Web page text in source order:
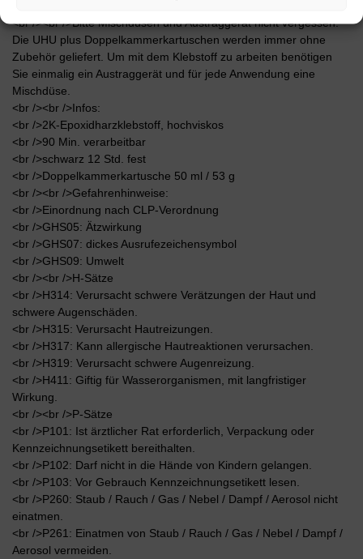
<br /><br />Bitte Mischdüsen und Austraggerät nicht vergessen:
Die UHU plus Doppelkammerkartuschen werden immer ohne
Zubehör geliefert. Um mit dem Klebstoff zu arbeiten benötigen
Sie einmalig ein Austraggerät und für jede Anwendung eine
Mischdüse.
<br /><br />Infos:
<br />2K-Epoxidharzklebstoff, hochviskos
<br />90 Min. verarbeitbar
<br />schwarz 12 Std. fest
<br />Doppelkammerkartusche 50 ml / 53 g
<br /><br />Gefahrenhinweise:
<br />Einordnung nach CLP-Verordnung
<br />GHS05: Ätzwirkung
<br />GHS07: dickes Ausrufezeichensymbol
<br />GHS09: Umwelt
<br /><br />H-Sätze
<br />H314: Verursacht schwere Verätzungen der Haut und
schwere Augenschäden.
<br />H315: Verursacht Hautreizungen.
<br />H317: Kann allergische Hautreaktionen verursachen.
<br />H319: Verursacht schwere Augenreizung.
<br />H411: Giftig für Wasserorganismen, mit langfristiger
Wirkung.
<br /><br />P-Sätze
<br />P101: Ist ärztlicher Rat erforderlich, Verpackung oder
Kennzeichnungsetikett bereithalten.
<br />P102: Darf nicht in die Hände von Kindern gelangen.
<br />P103: Vor Gebrauch Kennzeichnungsetikett lesen.
<br />P260: Staub / Rauch / Gas / Nebel / Dampf / Aerosol nicht
einatmen.
<br />P261: Einatmen von Staub / Rauch / Gas / Nebel / Dampf /
Aerosol vermeiden.